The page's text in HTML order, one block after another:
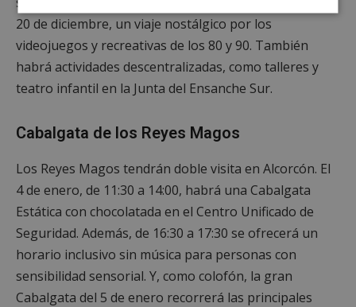
20 de diciembre, un viaje nostálgico por los
videojuegos y recreativas de los 80 y 90. También
habrá actividades descentralizadas, como talleres y
teatro infantil en la Junta del Ensanche Sur.
Cabalgata de los Reyes Magos
Los Reyes Magos tendrán doble visita en Alcorcón. El
4 de enero, de 11:30 a 14:00, habrá una Cabalgata
Estática con chocolatada en el Centro Unificado de
Seguridad. Además, de 16:30 a 17:30 se ofrecerá un
horario inclusivo sin música para personas con
sensibilidad sensorial. Y, como colofón, la gran
Cabalgata del 5 de enero recorrerá las principales
Cookies
estrictamente
necesarias
Cookies de
rendimiento
Cookies no clasificadas